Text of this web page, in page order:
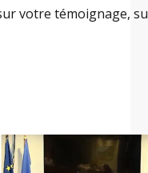
votre témoignage,